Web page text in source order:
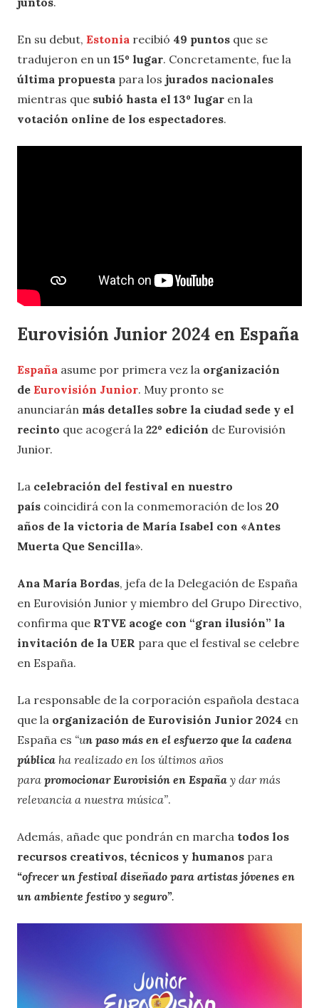
En su debut, Estonia recibió 49 puntos que se
tradujeron en un 15º lugar. Concretamente, fue la
última propuesta para los jurados nacionales
mientras que subió hasta el 13º lugar en la
votación online de los espectadores.
Eurovisión Junior 2024 en España
España asume por primera vez la organización
de Eurovisión Junior. Muy pronto se
anunciarán más detalles sobre la ciudad sede y el
recinto que acogerá la 22º edición de Eurovisión
Junior.
La celebración del festival en nuestro
país coincidirá con la conmemoración de los 20
años de la victoria de María Isabel con «Antes
Muerta Que Sencilla».
Ana María Bordas, jefa de la Delegación de España
en Eurovisión Junior y miembro del Grupo Directivo,
confirma que RTVE acoge con “gran ilusión” la
invitación de la UER para que el festival se celebre
en España.
La responsable de la corporación española destaca
que la organización de Eurovisión Junior 2024 en
España es “un paso más en el esfuerzo que la cadena
pública ha realizado en los últimos años
para promocionar Eurovisión en España y dar más
relevancia a nuestra música”.
Además, añade que pondrán en marcha todos los
recursos creativos, técnicos y humanos para
“ofrecer un festival diseñado para artistas jóvenes en
un ambiente festivo y seguro”.